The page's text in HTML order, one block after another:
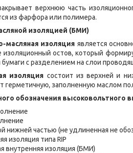
верхнюю часть
из фарфора или полимера.
изоляцией (БМИ)
масляная изоляция является
остов, который
бумаги с разделением на слои
изоляция состоит из верхней и
герметичную, заполненную маслом
обозначения высоковольтного
нижней частью (не удлиненная не
изоляция типа RIP
изоляция (БМИ)